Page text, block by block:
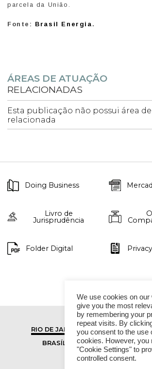
parcela da União.
Fonte: Brasil Energia .
ÁREAS DE ATUAÇÃO
RELACIONADAS
Esta publicação não possui área
relacionada
Doing Business
Livro de
Jurisprudência
Folder Digital
RIO DE JANEIRO
BRASÍLIA
We use cookies on our
give you the most
by remembering your
repeat visits. By
you consent to the use
cookies. However, you
"Cookie Settings" to
controlled consent.